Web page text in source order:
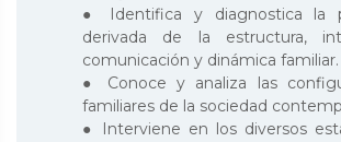
● Identifica y diagnostica la
derivada de la estructura,
comunicación y dinámica familiar.
● Conoce y analiza las
familiares de la sociedad
● Interviene en los diversos